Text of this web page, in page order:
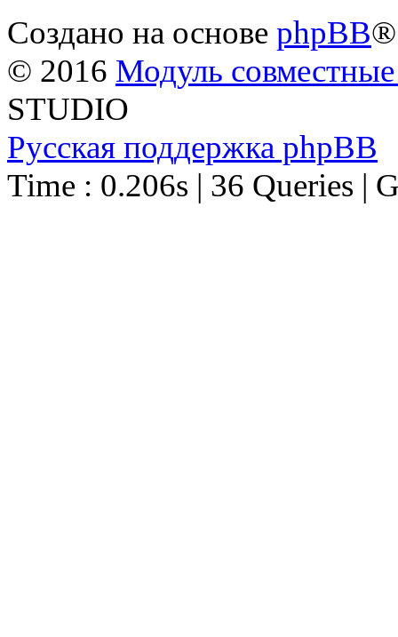
Создано на основе phpBB®
© 2016 Модуль
STUDIO
Русская поддержка phpBB
Time : 0.206s | 36 Queries |